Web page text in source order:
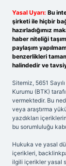
Yasal Uyarı: Bu
şirketi ile hiçbir
hazırladığımız
haber niteliği
paylaşım
benzerlikleri
halindedir ve
Sitemiz, 5651
Kurumu (BTK)
vermektedir. Bu
veya araştırma
yazdıkları
bu sorumluluğu
Hukuka ve yasal
içerikleri,
ilgili içerikler yasal